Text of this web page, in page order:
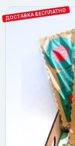
ДОСТАВКА БЕСПЛАТНО